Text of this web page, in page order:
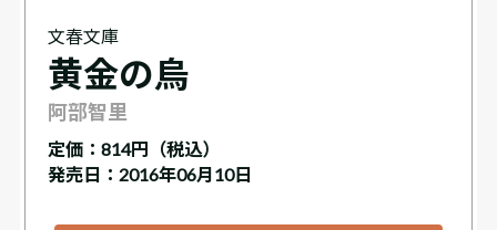
文春文庫
黄金の烏
阿部智里
定価： 814円（税込）
発売日：2016年06月10日